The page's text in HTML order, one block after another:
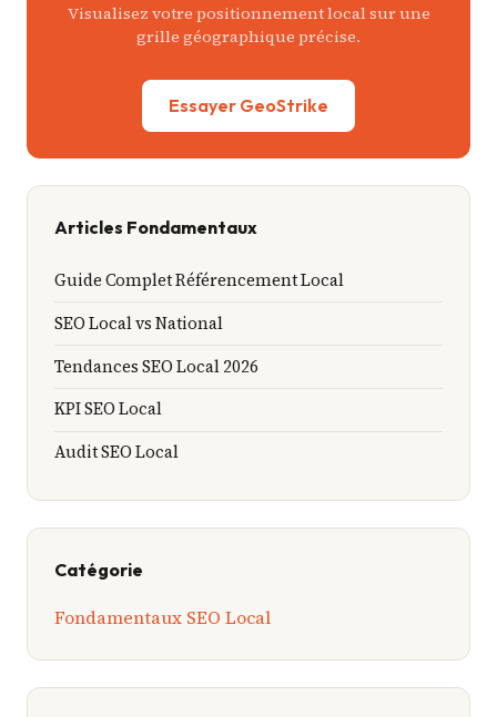
citations). Google pondère les trois facteurs
ensemble. La distance n'est pas un verdict
Visualisez votre positionnement local sur une
grille géographique précise.
Essayer GeoStrike
Articles Fondamentaux
Guide Complet Référencement Local
SEO Local vs National
Tendances SEO Local 2026
KPI SEO Local
Audit SEO Local
Catégorie
Fondamentaux SEO Local